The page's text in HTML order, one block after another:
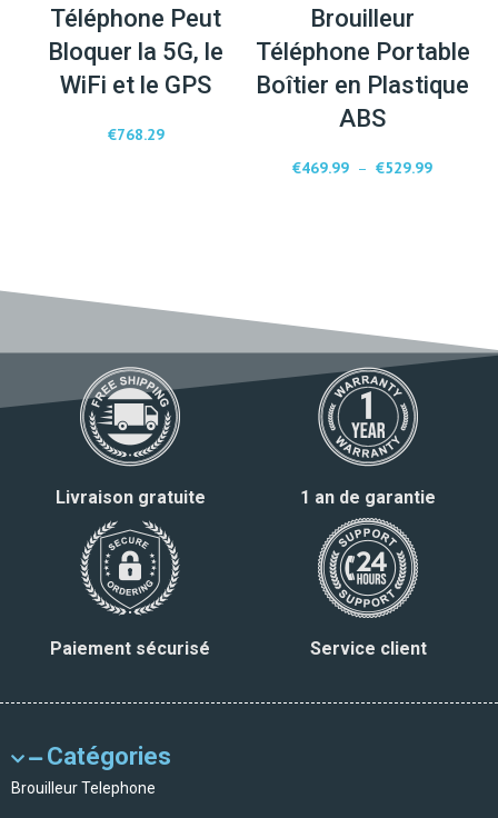
Téléphone Peut
Bloquer la 5G, le
WiFi et le GPS
€768.29
Brouilleur
Téléphone Portable
Boîtier en Plastique
ABS
€469.99 – €529.99
Livraison gratuite 1 an de garantie
Paiement sécurisé Service client
Catégories
Brouilleur Telephone